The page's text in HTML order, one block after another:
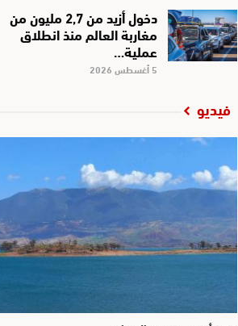
دخول أزيد من 2,7 مليون من
مغاربة العالم منذ انطلاق
عملية…
5 أغسطس 2026
فيديو